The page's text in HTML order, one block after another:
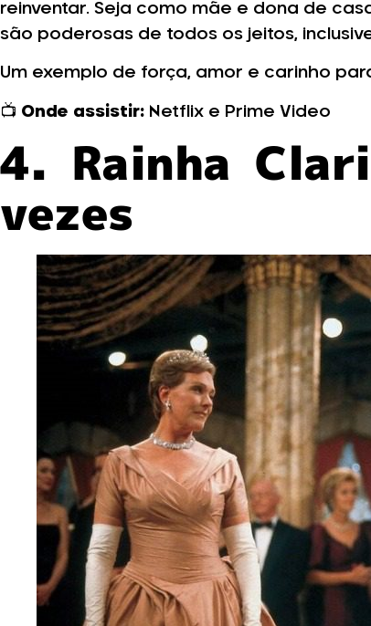
reinventar. Seja como mãe e dona de
são poderosas de todos os jeitos,
Um exemplo de força, amor e carinho
📺 Onde assistir: Netflix e Prime Video
4. Rainha
vezes